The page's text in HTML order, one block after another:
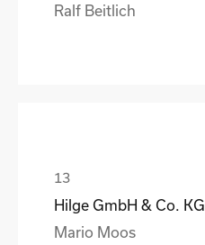
Ralf Beitlich
Hilge GmbH & Co. KG
Mario Moos